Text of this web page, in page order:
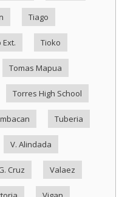
Tiago
Tioko
Tomas Mapua
Torres High School
Tuberia
V. Alindada
Cruz Valaez